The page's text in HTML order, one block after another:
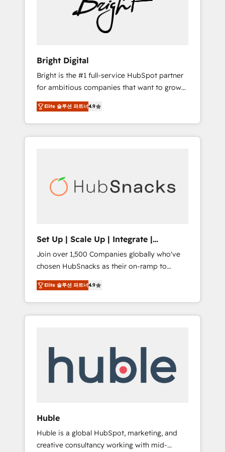
Impact Award 🏆2022 Platform Migration
Excellence Impact Award 🏆2020 Elite
Solutions Partner 🏆2019 Integrations
Website Design HubSpot Impact Award 🏆
2017 Website Design HubSpot Impact Award
🏆2016 Growth-Driven Design Agency of the
Year 🏆2016 Sales Enablement HubSpot
Impact Award 🏆2015 Growth-Driven Design
Agency of the Year 🏆2015 Became the 5th
Agency to reach Diamond 🏆2014 HubSpot
Became a HubSpot Partner 📆Founded in
Bright Digital
Bright is the #1 full-service HubSpot partner
for ambitious companies that want to grow
smarter. From HubSpot onboarding, to
training, from developing a new website to
lead generation and digital marketing; we do
it all (and with great results)! In short, our
modules, integrations - Marketing & sales
solutions: digital marketing, advertising,
people, exciting ideas and can-do mentality,
we ensure revenue growth on a daily basis.
So tell us your challenge; our passionate and
growth driven team of 100+ experts is ready
for you! Driving digital growth |
www.brightdigital.com
Elite 솔루션 파트너4.9
Set Up | Scale Up | Integrate |
HubSnacks FlexPlan
Join over 1,500 Companies globally who've
chosen HubSnacks as their on-ramp to
HubSpot since 2014 Simple pay-as-you-go
plans that accelerate value... 1️⃣ Set Up |
Onboarding New or Check-fixing existing
HubSpot portals 2️⃣ Scale Up | 100% HubSpot
API Integration project... ⬅️ Click "Contact
Business" ⬅️ to access 150+ Kickstart
Paypal 💰 Sage or Netsuite 🤖 Google or
Microsoft ✍️ DocuSign or PandaDoc 🌐
Avalara or Quaderno HubSnacks holds the
Elite 솔루션 파트너4.9
Huble
Huble is a global HubSpot, marketing, and
creative consultancy working with mid-